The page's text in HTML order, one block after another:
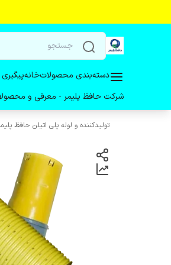
دسته‌بندی محصولاتخانه
شرکت حافظ پلیمر - معرفی و
تولیدکننده و لوله پلی اتیلن حافظ